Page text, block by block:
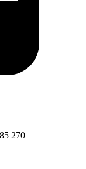
270